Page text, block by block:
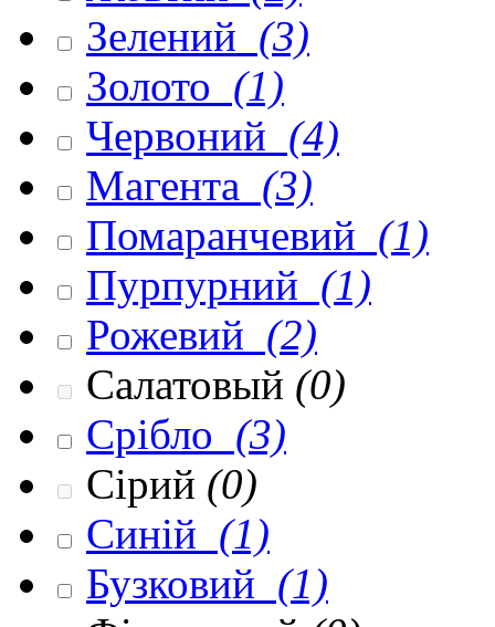
Зелений (3)
Золото (1)
Червоний (4)
Магента (3)
Помаранчевий (1)
Пурпурний (1)
Рожевий (2)
Салатовый (0)
Срібло (3)
Сірий (0)
Синій (1)
Бузковий (1)